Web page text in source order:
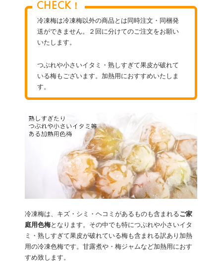
CHECK！
冷凍梅は冷凍梅以外の商品とは同時注文・同梱発
送ができません。２回に分けてのご注文をお願い
いたします。
つぶれや小さいイタミ・熟しすぎて果皮が破れて
いる梅もございます。加熱用におすすめいたしま
す。
冷凍梅は、キズ・シミ・ヘコミがあるものも含まれるご家
庭用色梅となります。その中でも特につぶれや小さいイタ
ミ・熟しすぎて果皮が破れている梅も含まれる訳あり加熱
用の冷凍色梅です。甘露煮や・梅ジャムなど加熱用におす
すめ致します。